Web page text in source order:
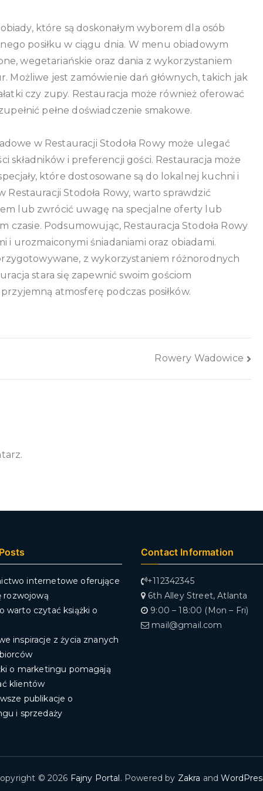
które są doskonałym wyborem dla osób
posiłku w ciągu dnia. W menu obiadowym
wegetariańskie oraz dania z wykorzystaniem
Możliwe jest zamówienie dań głównych, takich jak
czy zupy. Restauracja może również oferować
pełne doświadczenie smakowe.
w Restauracji Stodoła Rowy może ulegać
składników i preferencji gości. Restauracja może
które dostosowane są do lokalnej kuchni i
Stodoła Rowy, warto sprawdzić
lub zwrócić uwagę na specjalne oferty lub
Podsumowując, Restauracja Stodoła Rowy
i urozmaiconymi śniadaniami oraz obiadami.
z wykorzystaniem różnorodnych
stara się zapewnić swoim gościom
atmosferę podczas posiłków.
Rowery Wadowice
internetowe oferujące
rozwojową
warto czytać książki o
inspiracje z życia znanych
o marketingu pomagają
klientów
publikacje o
i sprzedaży
Contact Information
+112342345
6th Alley Street, Atlanta
9:00 – 18:00 (Mon – Fri)
mail@gmail.com
© 2026 Fajny Portal. Powered by Zakra and